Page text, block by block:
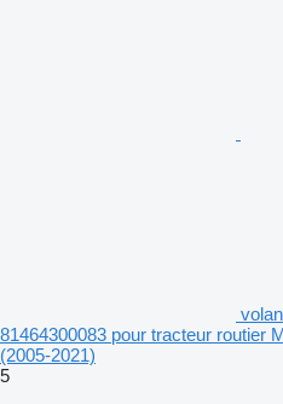
81464300083 pour tracteur routier
(2005-2021)
5